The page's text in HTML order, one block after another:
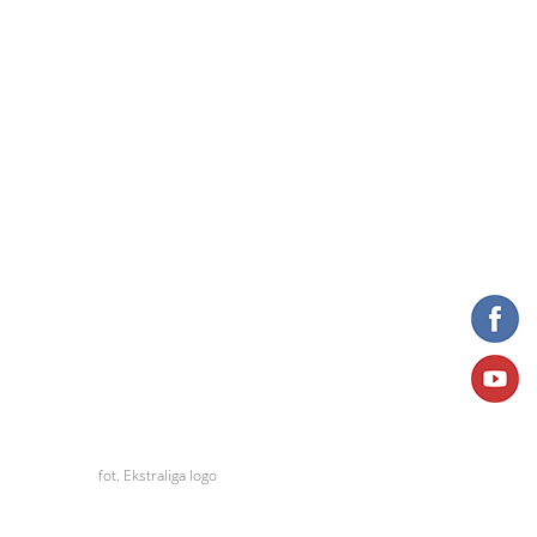
fot. Ekstraliga logo